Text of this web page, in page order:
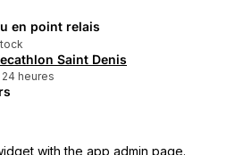
en point relais
Saint Denis
24 heures
with the app admin page.